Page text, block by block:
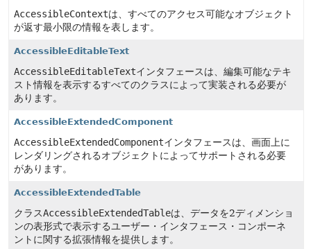
AccessibleContextは、すべてのアクセス可能なオブジェクト
が返す最小限の情報を表します。
AccessibleEditableText
AccessibleEditableTextインタフェースは、編集可能なテキ
スト情報を表示するすべてのクラスによって実装される必要が
あります。
AccessibleExtendedComponent
AccessibleExtendedComponentインタフェースは、画面上に
レンダリングされるオブジェクトによってサポートされる必要
があります。
AccessibleExtendedTable
クラスAccessibleExtendedTableは、データを2ディメンショ
ンの表形式で表示するユーザー・インタフェース・コンポーネ
ントに関する拡張情報を提供します。